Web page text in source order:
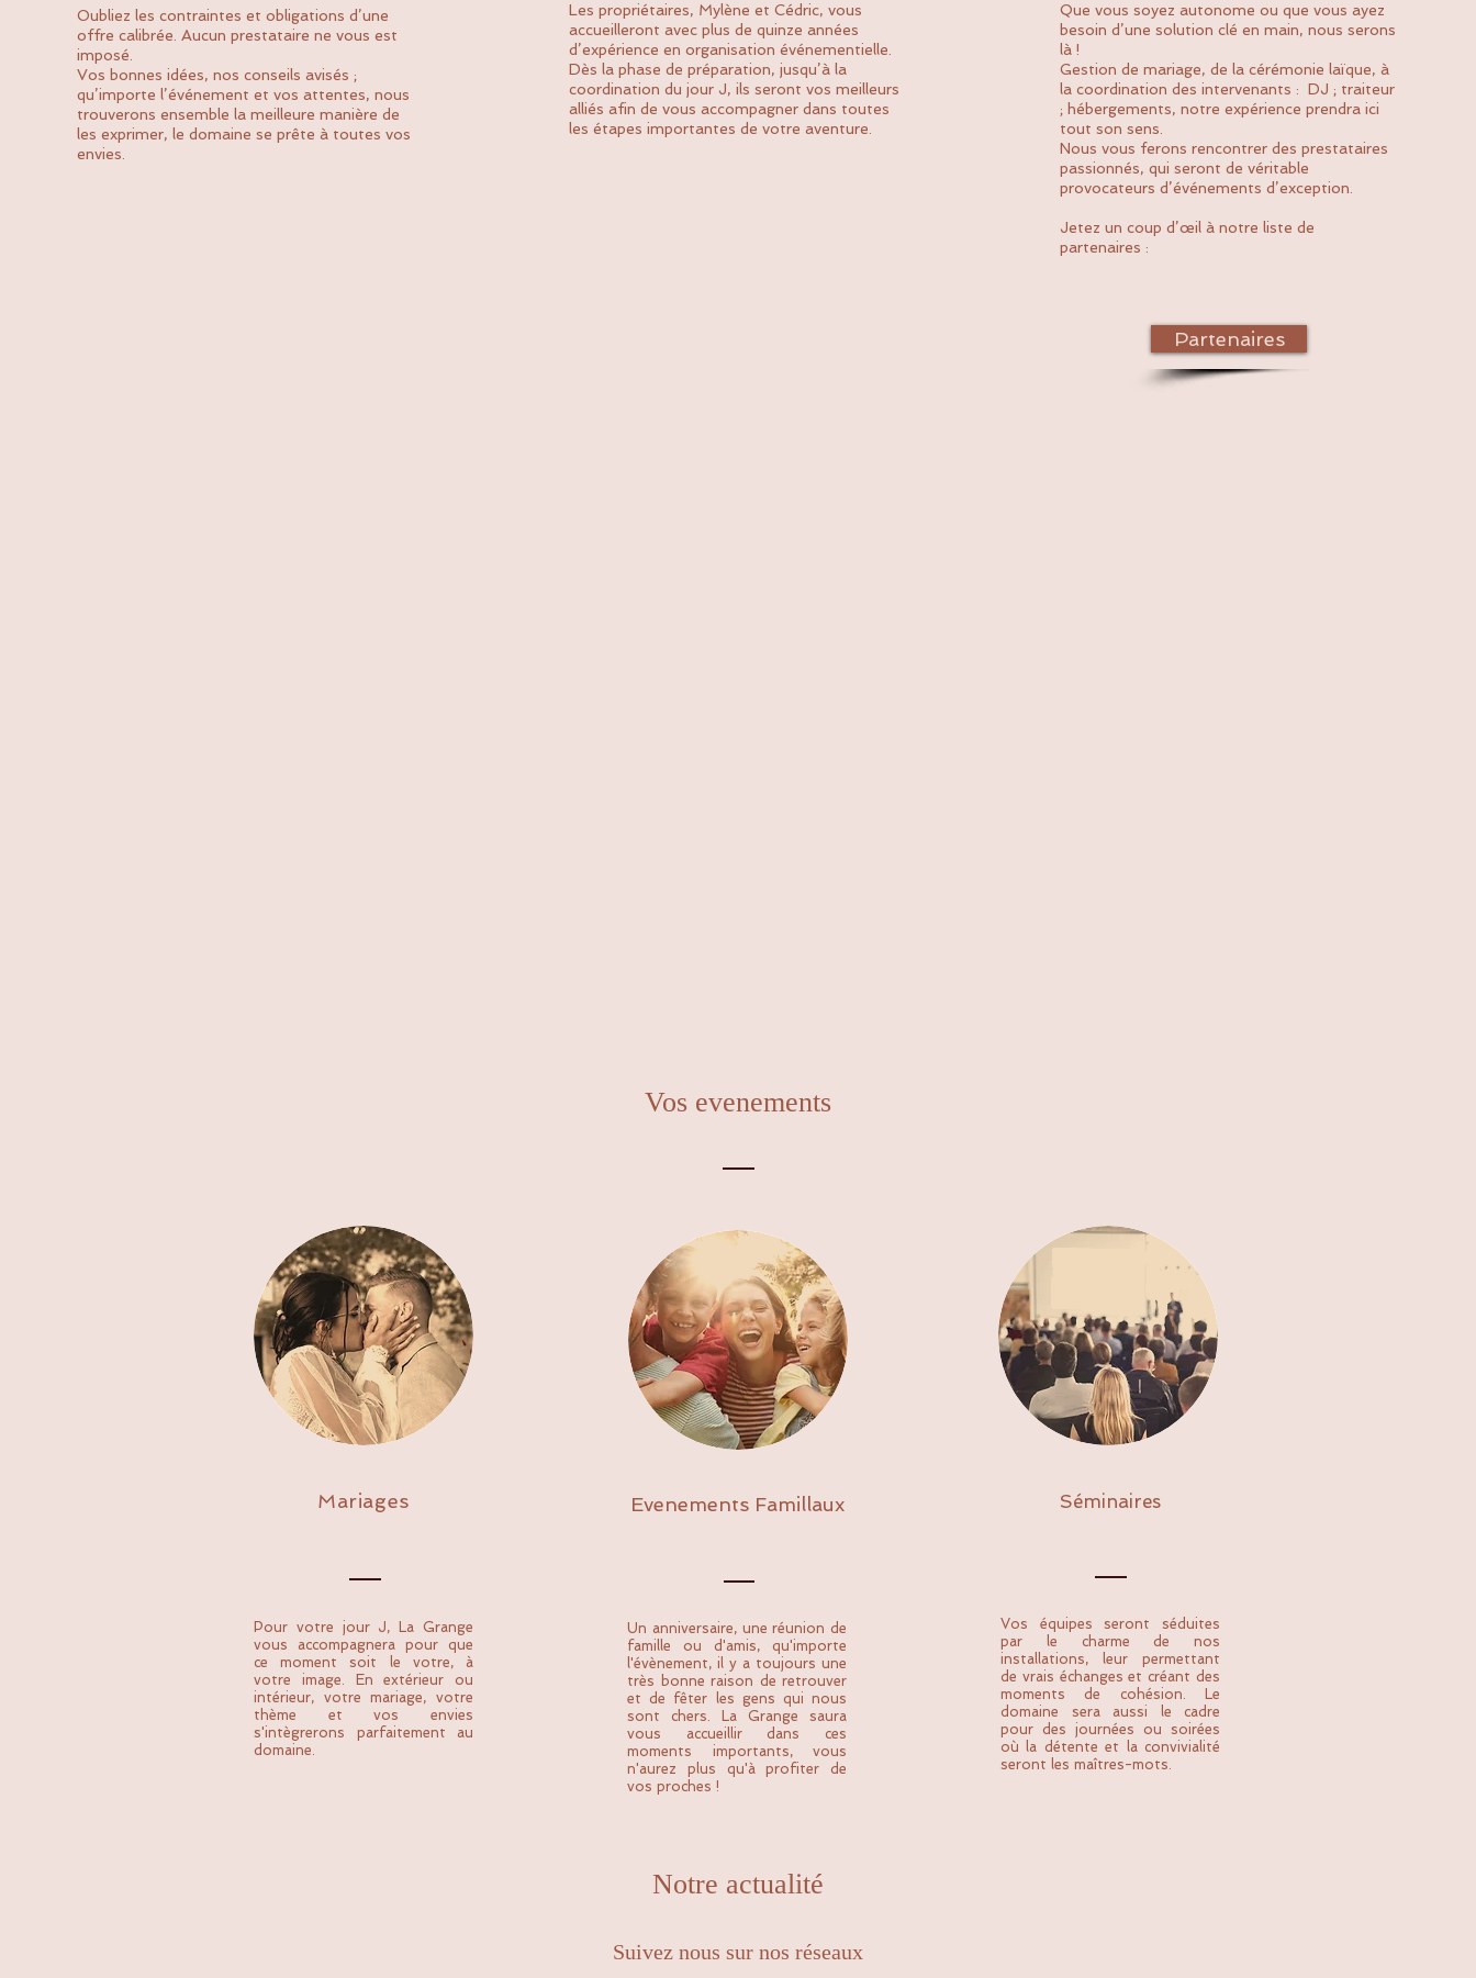
Oubliez les contraintes et obligations d’une
offre calibrée. Aucun prestataire ne vous est
imposé.
Vos bonnes idées, nos conseils avisés ;
qu’importe l’événement et vos attentes, nous
trouverons ensemble la meilleure manière de
les exprimer, le domaine se prête à toutes vos
envies.
Les propriétaires, Mylène et Cédric, vous
accueilleront avec plus de quinze années
d’expérience en organisation événementielle.
Dès la phase de préparation, jusqu’à la
coordination du jour J, ils seront vos meilleurs
alliés afin de vous accompagner dans toutes
les étapes importantes de votre aventure.
Que vous soyez autonome ou que vous ayez
besoin d’une solution clé en main, nous serons
là !
Gestion de mariage, de la cérémonie laïque, à
la coordination des intervenants : DJ ; traiteur
; hébergements, notre expérience prendra ici
tout son sens.
Nous vous ferons rencontrer des prestataires
passionnés, qui seront de véritable
provocateurs d’événements d’exception.
Jetez un coup d’œil à notre liste de
partenaires :
Partenaires
Vos evenements
Mariages
Pour votre jour J, La Grange
vous accompagnera pour que
ce moment soit le votre, à
votre image. En extérieur ou
intérieur, votre mariage, votre
thème et vos envies
s'intègrerons parfaitement au
domaine.
Evenements Famillaux
Un anniversaire, une réunion de
famille ou d'amis, qu'importe
l'évènement, il y a toujours une
très bonne raison de retrouver
et de fêter les gens qui nous
sont chers. La Grange saura
vous accueillir dans ces
moments importants, vous
n'aurez plus qu'à profiter de
vos proches !
Séminaires
Vos équipes seront séduites
par le charme de nos
installations, leur permettant
de vrais échanges et créant des
moments de cohésion. Le
domaine sera aussi le cadre
pour des journées ou soirées
où la détente et la convivialité
seront les maîtres-mots.
Notre actualité
Suivez nous sur nos réseaux